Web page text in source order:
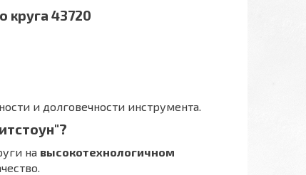
круга 43720
и долговечности инструмента.
на высокотехнологичном